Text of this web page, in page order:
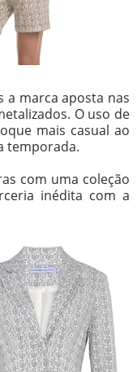
a marca aposta nas
O uso de
mais casual ao
temporada.
com uma coleção
inédita com a